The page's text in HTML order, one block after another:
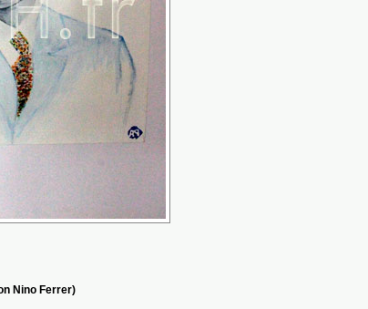
Nino Ferrer)